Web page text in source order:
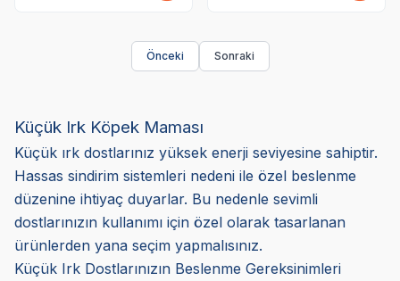
Önceki Sonraki
Küçük Irk Köpek Maması
Küçük ırk dostlarınız yüksek enerji seviyesine sahiptir.
Hassas sindirim sistemleri nedeni ile özel beslenme
düzenine ihtiyaç duyarlar. Bu nedenle sevimli
dostlarınızın kullanımı için özel olarak tasarlanan
ürünlerden yana seçim yapmalısınız.
Küçük Irk Dostlarınızın Beslenme Gereksinimleri